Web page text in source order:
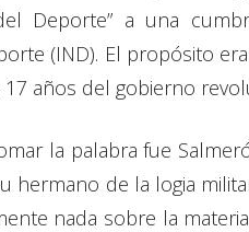
Deporte” a una
(IND). El propósito
años del gobierno
la palabra fue
hermano de la logia
nada sobre la